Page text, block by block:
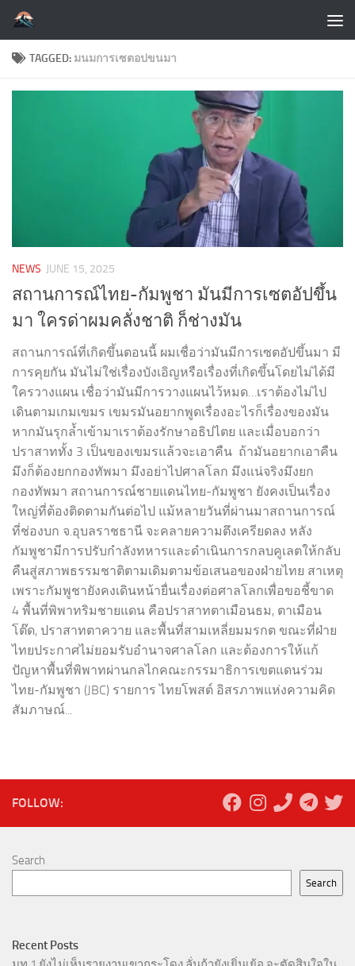
Skip to content
TAGGED: มนมการเซตอปขนมา
NEWS JUNE 15, 2025
สถานการณ์ไทย-กัมพูชา มันมีการเซตอัปขึ้น
มา ใครด่าผมคลั่งชาติ ก็ช่างมัน
สถานการณ์ที่เกิดขึ้นตอนนี้ ผมเชื่อว่ามันมีการเซตอัปขึ้นมา มี
การคุยกัน มันไม่ใช่เรื่องบังเอิญหรือเรื่องที่เกิดขึ้นโดยไม่ได้มี
ใครวางแผน เชื่อว่ามันมีการวางแผนไว้หมด…เราต้องไม่ไป
เดินตามเกมเขมร เขมรมันอยากพูดเรื่องอะไรก็เรื่องของมัน
หากมันรุกล้ำเข้ามาเราต้องรักษาอธิปไตย และเมื่อบอกว่า
ปราสาททั้ง 3 เป็นของเขมรแล้วจะเอาคืน ถ้ามันอยากเอาคืน
มึงก็ต้องยกกองทัพมา มึงอย่าไปศาลโลก มึงแน่จริงมึงยก
กองทัพมา สถานการณ์ชายแดนไทย-กัมพูชา ยังคงเป็นเรื่อง
ใหญ่ที่ต้องติดตามกันต่อไป แม้หลายวันที่ผ่านมาสถานการณ์
ที่ช่องบก จ.อุบลราชธานี จะคลายความตึงเครียดลง หลัง
กัมพูชามีการปรับกำลังทหารและดำเนินการกลบคูเลตให้กลับ
คืนสู่สภาพธรรมชาติตามเดิมตามข้อเสนอของฝ่ายไทย สาเหตุ
เพราะกัมพูชายังคงเดินหน้ายื่นเรื่องต่อศาลโลกเพื่อขอชี้ขาด
4 พื้นที่พิพาทริมชายแดน คือปราสาทตาเมือนธม, ตาเมือน
โต๊ด, ปราสาทตาควาย และพื้นที่สามเหลี่ยมมรกต ขณะที่ฝ่าย
ไทยประกาศไม่ยอมรับอำนาจศาลโลก และต้องการให้แก้
ปัญหาพื้นที่พิพาทผ่านกลไกคณะกรรมาธิการเขตแดนร่วม
ไทย-กัมพูชา (JBC) รายการ ไทยโพสต์ อิสรภาพแห่งความคิด
สัมภาษณ์...
FOLLOW:
Search
Search
Recent Posts